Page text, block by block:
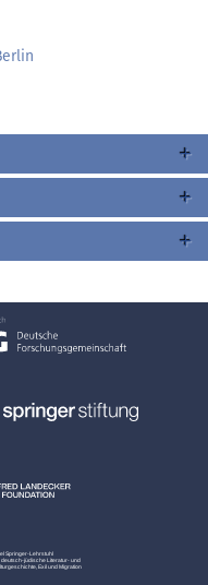
Springer-Lehrstuhl
deutsch-jüdische Literatur- und
Exil und Migration